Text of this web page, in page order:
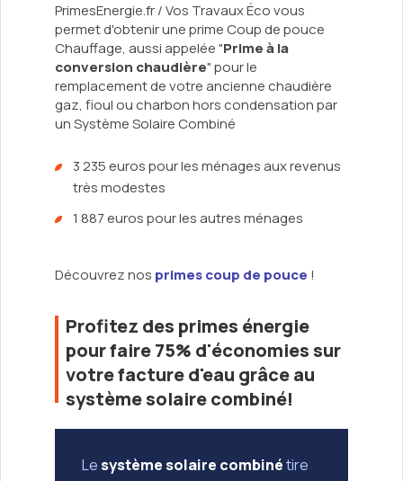
PrimesEnergie.fr / Vos Travaux Éco vous
permet d'obtenir une prime Coup de pouce
Chauffage, aussi appelée "Prime à la
conversion chaudière" pour le
remplacement de votre ancienne chaudière
gaz, fioul ou charbon hors condensation par
un Système Solaire Combiné
3 235 euros pour les ménages aux revenus
très modestes
1 887 euros pour les autres ménages
Découvrez nos primes coup de pouce !
Profitez des primes énergie
pour faire 75% d'économies sur
votre facture d'eau grâce au
système solaire combiné!
Lesystème solaire combinétire